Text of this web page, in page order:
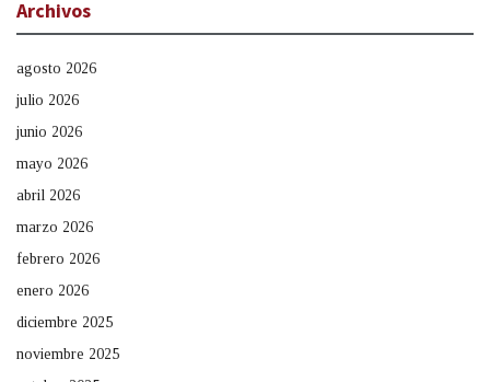
Archivos
agosto 2026
julio 2026
junio 2026
mayo 2026
abril 2026
marzo 2026
febrero 2026
enero 2026
diciembre 2025
noviembre 2025